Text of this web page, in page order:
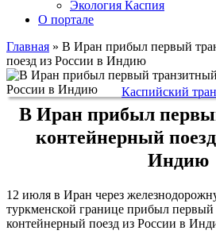
Экология Каспия
О портале
Главная » В Иран прибыл первый
поезд из России в Индию
Каспийский
В Иран прибыл
контейнерный
Индию
12 июля в Иран через
туркменской границе прибыл
контейнерный поезд из России в